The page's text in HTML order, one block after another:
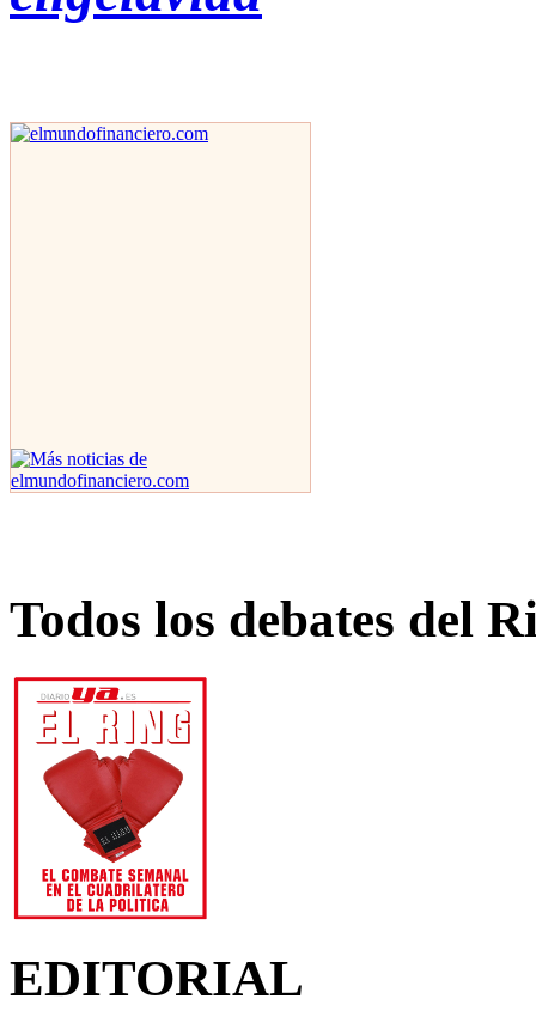
Todos los debates del
EDITORIAL